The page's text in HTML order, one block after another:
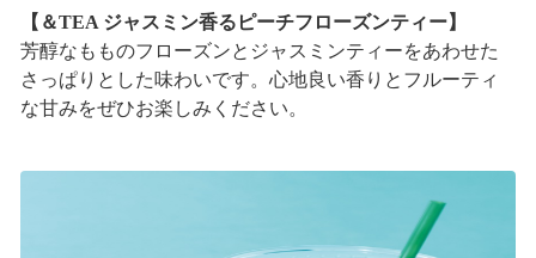
【＆TEA ジャスミン香るピーチフローズンティー】
芳醇なもものフローズンとジャスミンティーをあわせた
さっぱりとした味わいです。心地良い香りとフルーティ
な甘みをぜひお楽しみください。